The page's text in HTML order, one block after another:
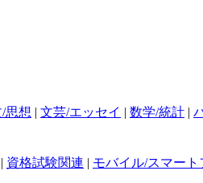
/思想 | 文芸/エッセイ | 数学/統計 |
| 資格試験関連 | モバイル/スマート